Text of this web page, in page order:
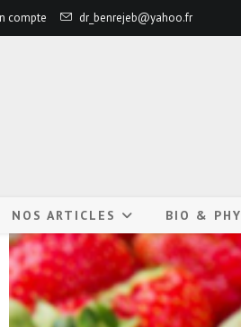
compte dr_benrejeb@yahoo.fr
NOS ARTICLES BIO &